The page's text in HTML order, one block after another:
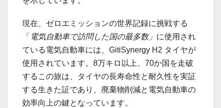
現在、ゼロエミッションの世界記録に挑戦する
「 電気自動車で訪問した国の最多数」 に使用され
ている電気自動車には、GitiSynergy H2 タイヤが
使用されています。8万キロ以上、70か国を走破
するこの旅は、タイヤの長寿命性と耐久性を実証
する生きた証であり、廃棄物削減と電気自動車の
効率向上の鍵となっています。